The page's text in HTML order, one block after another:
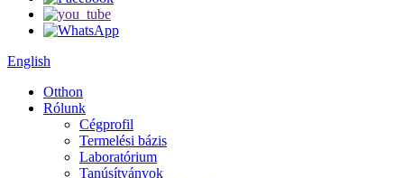
English
Otthon
Rólunk
Cégprofil
Termelési bázis
Laboratórium
Tanúsítványok